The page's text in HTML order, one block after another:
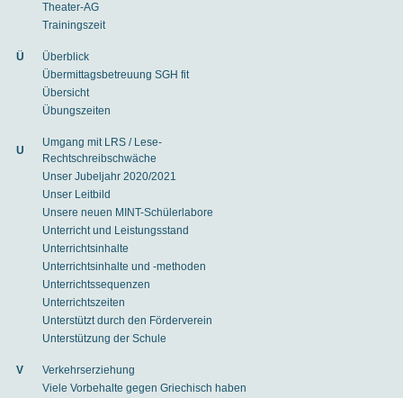
Theater-AG
Trainingszeit
Ü
Überblick
Übermittagsbetreuung SGH fit
Übersicht
Übungszeiten
U
Umgang mit LRS / Lese-
Rechtschreibschwäche
Unser Jubeljahr 2020/2021
Unser Leitbild
Unsere neuen MINT-Schülerlabore
Unterricht und Leistungsstand
Unterrichtsinhalte
Unterrichtsinhalte und -methoden
Unterrichtssequenzen
Unterrichtszeiten
Unterstützt durch den Förderverein
Unterstützung der Schule
V
Verkehrserziehung
Viele Vorbehalte gegen Griechisch haben